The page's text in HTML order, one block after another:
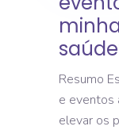
Resumo
e eventos
elevar os